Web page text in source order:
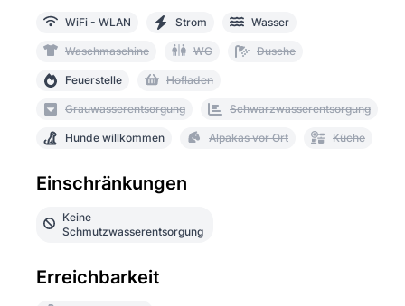
WiFi - WLAN Strom Wasser
Waschmaschine WC Dusche
Feuerstelle Hofladen
Grauwasserentsorgung Schwarzwasserentsorgung
Hunde willkommen Alpakas vor Ort Küche
Einschränkungen
Keine
Schmutzwasserentsorgung
Erreichbarkeit